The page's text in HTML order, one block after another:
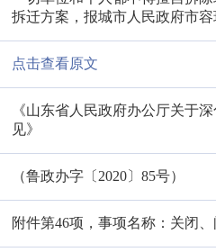
拆迁方案，报城市人民政府市
点击查看原文
《山东省人民政府办公厅关于
见》
（鲁政办字〔2020〕85号）
附件第46项，事项名称：关闭